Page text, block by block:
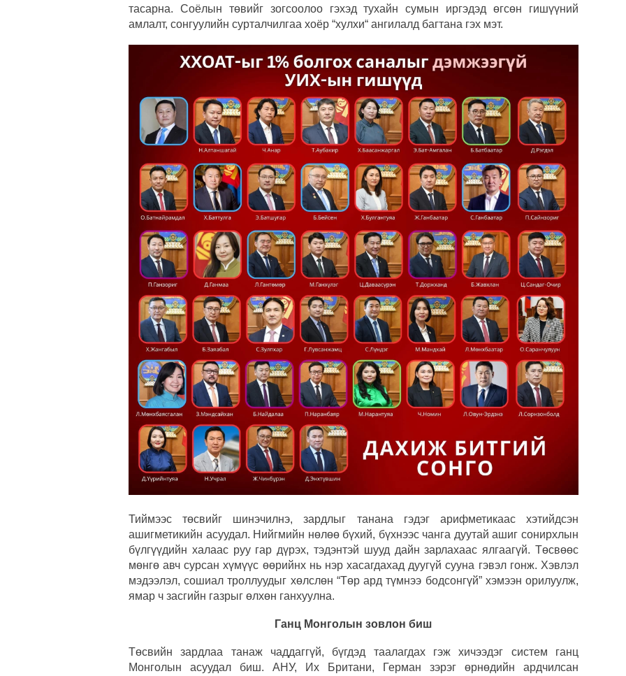
тасарна. Соёлын төвийг зогсоолоо гэхэд тухайн сумын иргэдэд өгсөн гишүүний
амлалт, сонгуулийн сурталчилгаа хоёр “хулхи“ ангилалд багтана гэх мэт.
Тиймээс төсвийг шинэчилнэ, зардлыг танана гэдэг арифметикаас хэтийдсэн
ашигметикийн асуудал. Нийгмийн нөлөө бүхий, бүхнээс чанга дуутай ашиг сонирхлын
бүлгүүдийн халаас руу гар дүрэх, тэдэнтэй шууд дайн зарлахаас ялгаагүй. Төсвөөс
мөнгө авч сурсан хүмүүс өөрийнх нь нэр хасагдахад дуугүй сууна гэвэл гонж. Хэвлэл
мэдээлэл, сошиал троллуудыг хөлслөн “Төр ард түмнээ бодсонгүй” хэмээн орилуулж,
ямар ч засгийн газрыг өлхөн ганхуулна.
Ганц Монголын зовлон биш
Төсвийн зардлаа танаж чаддаггүй, бүгдэд таалагдах гэж хичээдэг систем ганц
Монголын асуудал биш. АНУ, Их Британи, Герман зэрэг өрнөдийн ардчилсан